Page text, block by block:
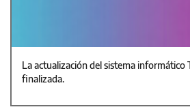
La actualización del sistema informático
finalizada.